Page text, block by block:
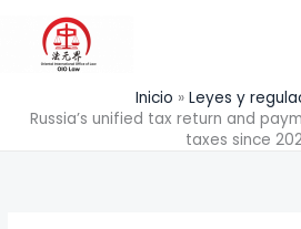
contenido
Inicio
Leyes y
Russia’s unified tax return and
taxes since